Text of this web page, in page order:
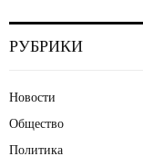
РУБРИКИ
Новости
Общество
Политика